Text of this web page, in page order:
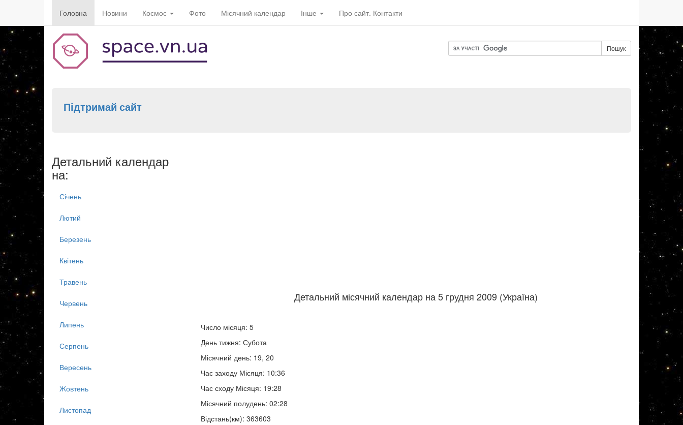
Головна Новини Космос Фото Місячний календар Інше Про сайт. Контакти
Пошук
Підтримай сайт
Детальний місячний календар на 5 грудня 2009 (Україна)
Число місяця: 5
День тижня: Субота
Місячний день: 19, 20
Час заходу Місяця: 10:36
Час сходу Місяця: 19:28
Місячний полудень: 02:28
Відстань(км): 363603
Детальний календар
на:
Січень
Лютий
Березень
Квітень
Травень
Червень
Липень
Серпень
Вересень
Жовтень
Листопад